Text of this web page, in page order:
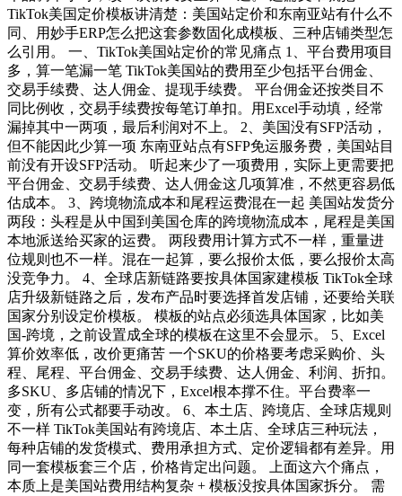
TikTok美国定价模板讲清楚：美国站定价和东南亚站有什么不
同、用妙手ERP怎么把这套参数固化成模板、三种店铺类型怎
么引用。 一、TikTok美国站定价的常见痛点 1、平台费用项目
多，算一笔漏一笔 TikTok美国站的费用至少包括平台佣金、
交易手续费、达人佣金、提现手续费。 平台佣金还按类目不
同比例收，交易手续费按每笔订单扣。用Excel手动填，经常
漏掉其中一两项，最后利润对不上。 2、美国没有SFP活动，
但不能因此少算一项 东南亚站点有SFP免运服务费，美国站目
前没有开设SFP活动。 听起来少了一项费用，实际上更需要把
平台佣金、交易手续费、达人佣金这几项算准，不然更容易低
估成本。 3、跨境物流成本和尾程运费混在一起 美国站发货分
两段：头程是从中国到美国仓库的跨境物流成本，尾程是美国
本地派送给买家的运费。 两段费用计算方式不一样，重量进
位规则也不一样。混在一起算，要么报价太低，要么报价太高
没竞争力。 4、全球店新链路要按具体国家建模板 TikTok全球
店升级新链路之后，发布产品时要选择首发店铺，还要给关联
国家分别设定价模板。 模板的站点必须选具体国家，比如美
国-跨境，之前设置成全球的模板在这里不会显示。 5、Excel
算价效率低，改价更痛苦 一个SKU的价格要考虑采购价、头
程、尾程、平台佣金、交易手续费、达人佣金、利润、折扣。
多SKU、多店铺的情况下，Excel根本撑不住。平台费率一
变，所有公式都要手动改。 6、本土店、跨境店、全球店规则
不一样 TikTok美国站有跨境店、本土店、全球店三种玩法，
每种店铺的发货模式、费用承担方式、定价逻辑都有差异。用
同一套模板套三个店，价格肯定出问题。 上面这六个痛点，
本质上是美国站费用结构复杂 + 模板没按具体国家拆分。 需